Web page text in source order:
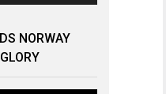
NORWAY